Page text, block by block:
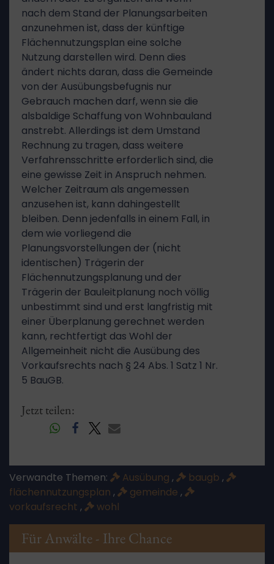
nach dem Stand der Planungsarbeiten
anzunehmen ist, dass der künftige
Flächennutzungsplan eine solche
Nutzung darstellen wird. Denn dies
ändert nichts daran, dass die Gemeinde
von der Ausübungsbefugnis nur
Gebrauch machen darf, wenn sie die
alsbaldige Schaffung von Wohnbauland
anstrebt. Allerdings ist dem Umstand
Rechnung zu tragen, dass weitere
Verfahrensschritte erforderlich sind, die
eine gewisse Zeit in Anspruch nehmen.
Welcher Zeitraum als angemessen
anzusehen ist, kann dahingestellt
bleiben. Denn jedenfalls in einem Fall, in
dem wie vorliegend die
Planungsvorstellungen der (nicht
identischen) Trägerin der
Flächennutzungsplanung und der
Trägerin der Bauleitplanung noch völlig
unbestimmt sind und erst langfristig mit
einer Überplanung gerechnet werden
kann, rechtfertigt das Wohl der
Allgemeinheit nicht die Ausübung des
Vorkaufsrechts nach § 24 Abs. 1 Satz 1 Nr.
5 BauGB.
Jetzt teilen:
Verwandte Themen: Ausübung , baugb ,
flächennutzungsplan , gemeinde ,
vorkaufsrecht , wohl
Für Anwälte - Ihre Chance